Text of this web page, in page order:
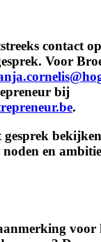
contact
Voor
bij
.
en
voor